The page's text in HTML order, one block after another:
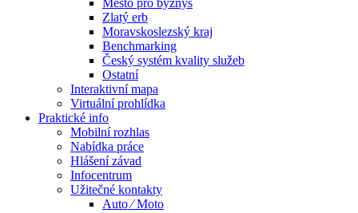
Město pro byznys
Zlatý erb
Moravskoslezský kraj
Benchmarking
Český systém kvality služeb
Ostatní
Interaktivní mapa
Virtuální prohlídka
Praktické info
Mobilní rozhlas
Nabídka práce
Hlášení závad
Infocentrum
Užitečné kontakty
Auto ⁄ Moto